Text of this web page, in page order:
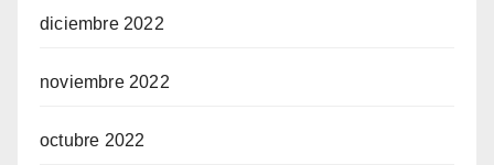
diciembre 2022
noviembre 2022
octubre 2022